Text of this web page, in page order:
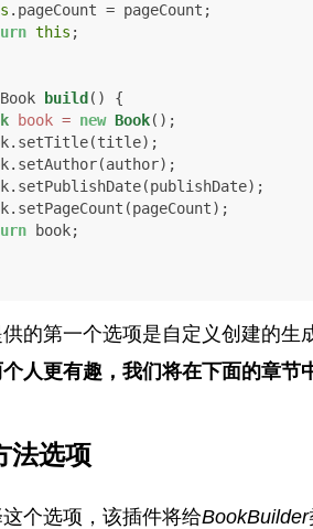
.pageCount = pageCount;
this ;
build ()
{
book = new Book();
book;
的第一个选项是自定义创建的生
人更有趣，我们将在下面的章节
法选项
个选项，该插件将给BookBuilder